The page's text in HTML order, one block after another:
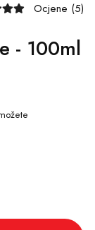
Ocjene (5)
- 100ml